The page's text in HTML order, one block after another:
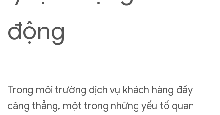
động
Trong môi trường dịch vụ khách hàng đầy
căng thẳng, một trong những yếu tố quan